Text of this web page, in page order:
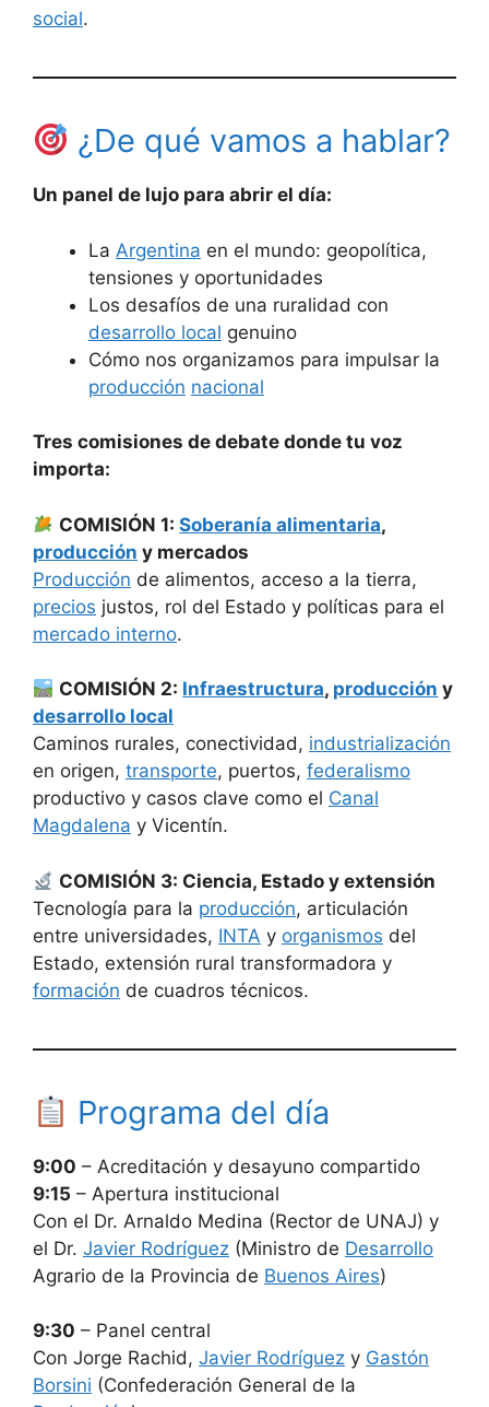
social.
¿De qué vamos a hablar?
Un panel de lujo para abrir el día:
La Argentina en el mundo: geopolítica,
tensiones y oportunidades
Los desafíos de una ruralidad con
desarrollo local genuino
Cómo nos organizamos para impulsar la
producción nacional
Tres comisiones de debate donde tu voz
importa:
COMISIÓN 1:Soberanía alimentaria,
producción y mercados
Producción de alimentos, acceso a la tierra,
precios justos, rol del Estado y políticas para el
mercado interno.
COMISIÓN 2: Infraestructura, producción y
desarrollo local
Caminos rurales, conectividad, industrialización
en origen, transporte, puertos, federalismo
productivo y casos clave como el Canal
Magdalena y Vicentín.
COMISIÓN 3: Ciencia, Estado y extensión
Tecnología para la producción, articulación
entre universidades, INTA y organismos del
Estado, extensión rural transformadora y
formación de cuadros técnicos.
Programa del día
9:00 – Acreditación y desayuno compartido
9:15 – Apertura institucional
Con el Dr. Arnaldo Medina (Rector de UNAJ) y
el Dr. Javier Rodríguez (Ministro de Desarrollo
Agrario de la Provincia de Buenos Aires)
9:30 – Panel central
Con Jorge Rachid, Javier Rodríguez y Gastón
Borsini (Confederación General de la